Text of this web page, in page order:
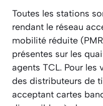
Toutes les stations
rendant le réseau
mobilité réduite
présentes sur les
agents TCL. Pour les
des distributeurs de
acceptant cartes